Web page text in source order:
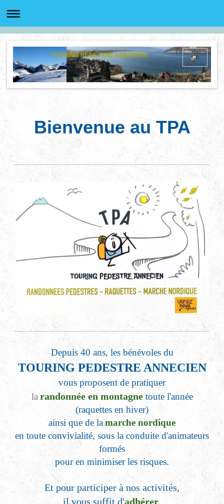
TOURING PEDESTRE ANNECIEN
Bienvenue au TPA
Depuis 40 ans, les bénévoles du
TOURING PEDESTRE ANNECIEN
vous proposent de pratiquer
la randonnée en montagne toute l'année
(raquettes en hiver)
ainsi que de lamarche nordique
en toute convivialité, sous la conduite d'animateurs
formés
pour en minimiser les risques.
Et pour participer à nos activités,
il vous suffit d'adhérer.